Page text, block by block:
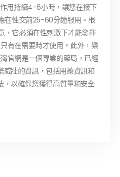
用持續4-6小時，讓您在接下
在性交前25-60分鐘服用。根
，它必須在性刺激下才能發揮
有在需要時才使用。此外，樂
官網是一個專業的藥局，已經
壯的資訊，包括用藥資訊和
以確保您獲得高質量和安全